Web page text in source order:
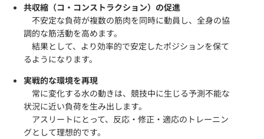
共収縮（コ・コンストラクション）の促進
不安定な負荷が複数の筋肉を同時に動員し、全身の協
調的な筋活動を高めます。
結果として、より効率的で安定したポジションを保て
るようになります。
実戦的な環境を再現
常に変化する水の動きは、競技中に生じる予測不能な
状況に近い負荷を生み出します。
アスリートにとって、反応・修正・適応のトレーニン
グとして理想的です。